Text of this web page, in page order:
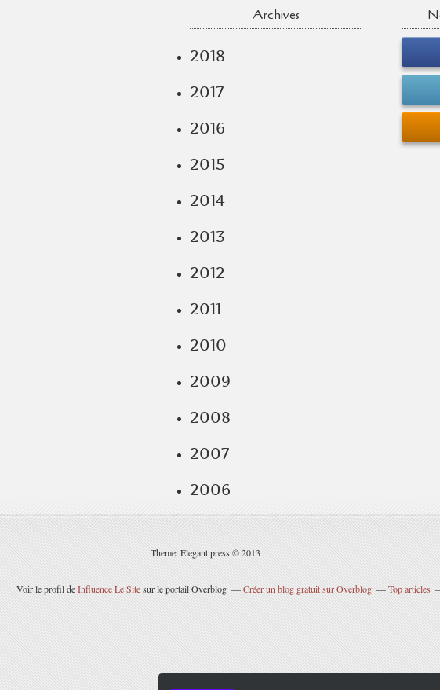
Archives
2018
2017
2016
2015
2014
2013
2012
2011
2010
2009
2008
2007
2006
Theme: Elegant press © 2013
Voir le profil deInfluence Le Sitesur le portail Overblog Créer un blog gratuit sur Overblog Top articles